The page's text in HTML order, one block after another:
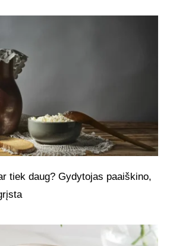
tiek daug? Gydytojas paaiškino,